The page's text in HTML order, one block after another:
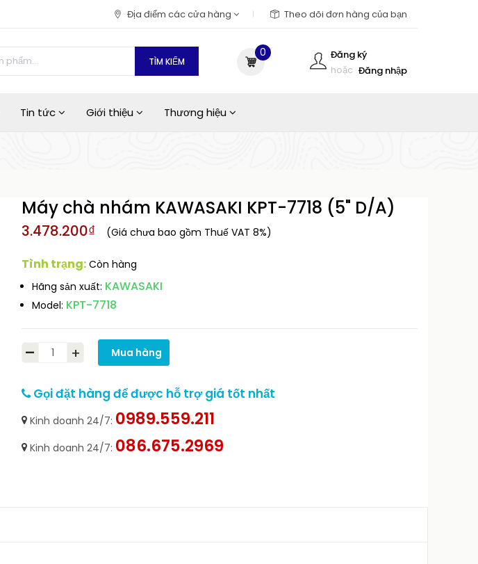
Địa điểm các cửa hàng Theo dõi đơn hàng của bạn
TÌM KIẾM
Đăng ký
hoặc Đăng nhập
0
Tin tức Giới thiệu Thương hiệu
Máy chà nhám KAWASAKI KPT-7718 (5" D/A)
3.478.200₫ (Giá chưa bao gồm Thuế VAT 8%)
Tình trạng: Còn hàng
Hãng sản xuất: KAWASAKI
Model: KPT-7718
- + Mua hàng
Gọi đặt hàng để được hỗ trợ giá tốt nhất
Kinh doanh 24/7: 0989.559.211
Kinh doanh 24/7: 086.675.2969